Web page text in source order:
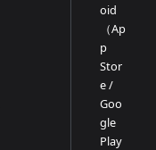
oid
（Ap
p
Stor
e /
Goo
gle
Play